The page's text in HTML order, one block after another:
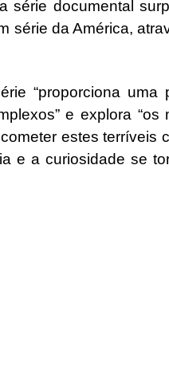
série documental
série da América,
“proporciona uma
e explora “os
estes terríveis
e a curiosidade se